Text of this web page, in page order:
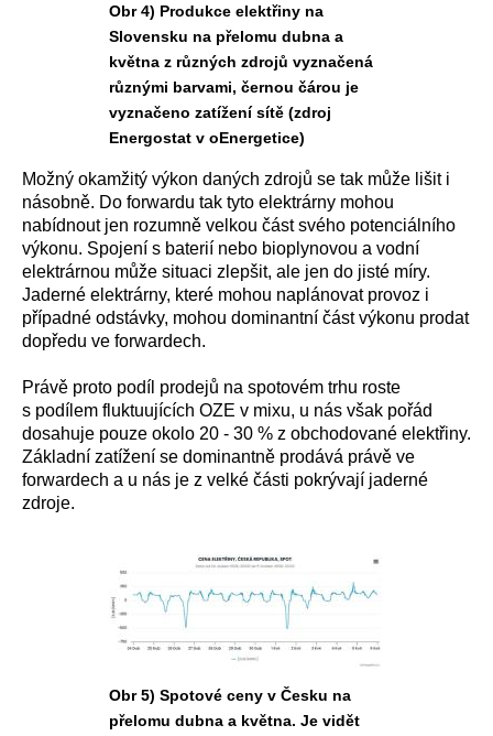
Obr 4) Produkce elektřiny na
Slovensku na přelomu dubna a
května z různých zdrojů vyznačená
různými barvami, černou čárou je
vyznačeno zatížení sítě (zdroj
Energostat v oEnergetice)
Možný okamžitý výkon daných zdrojů se tak může lišit i
násobně. Do forwardu tak tyto elektrárny mohou
nabídnout jen rozumně velkou část svého potenciálního
výkonu. Spojení s baterií nebo bioplynovou a vodní
elektrárnou může situaci zlepšit, ale jen do jisté míry.
Jaderné elektrárny, které mohou naplánovat provoz i
případné odstávky, mohou dominantní část výkonu prodat
dopředu ve forwardech.
Právě proto podíl prodejů na spotovém trhu roste
s podílem fluktuujících OZE v mixu, u nás však pořád
dosahuje pouze okolo 20 - 30 % z obchodované elektřiny.
Základní zatížení se dominantně prodává právě ve
forwardech a u nás je z velké části pokrývají jaderné
zdroje.
Obr 5) Spotové ceny v Česku na
přelomu dubna a května. Je vidět